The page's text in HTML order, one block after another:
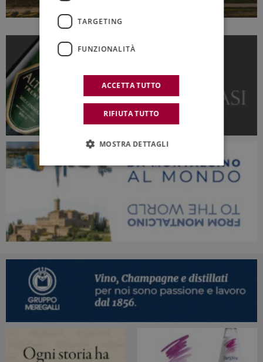
TARGETING
FUNZIONALITÀ
ACCETTA TUTTO
RIFIUTA TUTTO
MOSTRA DETTAGLI